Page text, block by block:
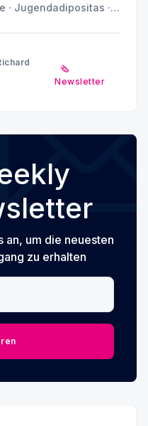
· Jugendadipositas ·
🗞️
Newsletter
an, um die neuesten
zu erhalten